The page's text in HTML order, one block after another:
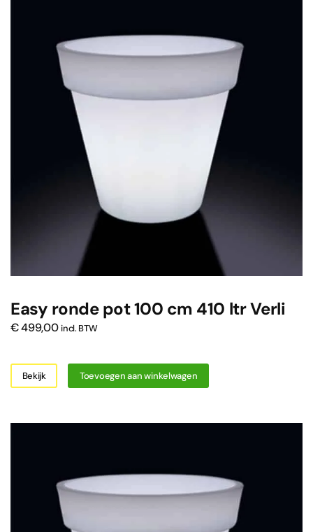
Easy ronde pot 100 cm 410 ltr Verli
€499,00 incl. BTW
Bekijk Toevoegen aan winkelwagen